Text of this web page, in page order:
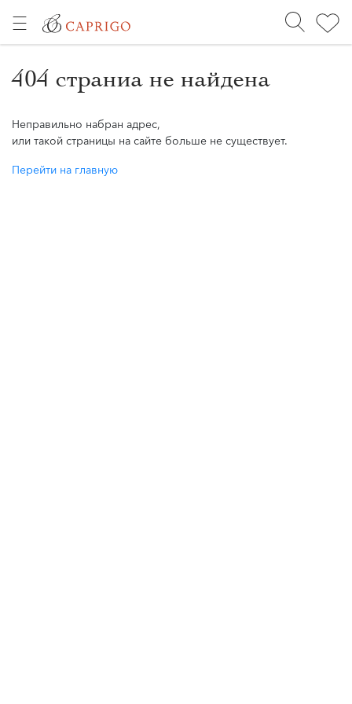
404 страниа не найдена
Неправильно набран адрес,
или такой страницы на сайте больше не существует.
Перейти на главную